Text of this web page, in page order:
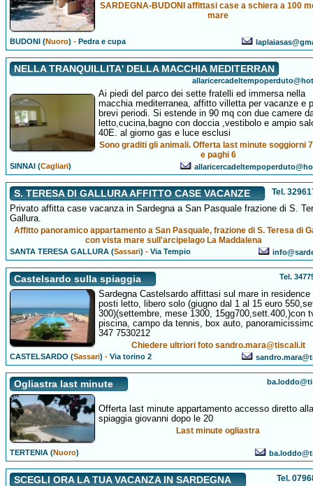
SARDEGNA-BUDONI affittasi case a schiera a 100
mare
BUDONI (Nuoro) -Pedra e cupa
NELLA TRANQUILLITA' DELLA MACCHIA MEDITERRAN
Ai piedi del parco dei sette fratelli ed immersa nella
macchia mediterranea, affitto villetta per vacanze e
brevi periodi. Si estende in 90 mq con due camere
letto,cucina,bagno con doccia ,vestibolo e ampio
40E. al giorno gas e luce esclusi
Sono graditi gli animali. Offerta last minute soggiorni
e paghi 6
SINNAI (Cagliari)
S. TERESA DI GALLURA AFFITTO CASE VACANZE Tel.
Privato affitta case vacanza in Sardegna a San Pasquale frazione di S.
Gallura.
Affitto panoramico appartamento a San Pasquale, frazione di S. Teresa di
con vista mare sull'arcipelago La Maddalena
SANTA TERESA GALLURA (Sassari) -Via Tempio
Castelsardo sulla spiaggia Tel.
Sardegna Castelsardo affittasi sul mare in residence
posti letto, libero solo (giugno dal 1 al 15 euro
300)(settembre, mese 1300, 15gg700,sett.400,)con
piscina, campo da tennis, box auto,
347 7530212
Chiedere ultriori foto sandro.mara@tiscali.it
CASTELSARDO (Sassari) -Via torino 2
Ogliastra last minute
Offerta last minute appartamento accesso diretto alla
spiaggia giovanni dopo le 20
Last minute ogliastra
TERTENIA (Nuoro)
SCEGLI ORA LA TUA VACANZA IN SARDEGNA Tel.